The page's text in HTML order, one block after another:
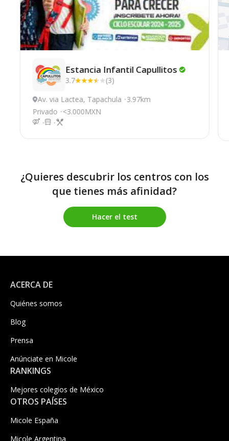
Estancia Infantil Capullitos
3.7
(3)
Av. via Lactea, Tapachula
3.97km
Privado <3.000MXN
¿Quieres descubrir los centros con los
que tienes más afinidad?
Hacer el test
ACERCA DE
Quiénes somos
Blog
Prensa
Anúnciate en Micole
RANKINGS
Mejores colegios de México
OTROS PAÍSES
Micole España
Micole Argentina